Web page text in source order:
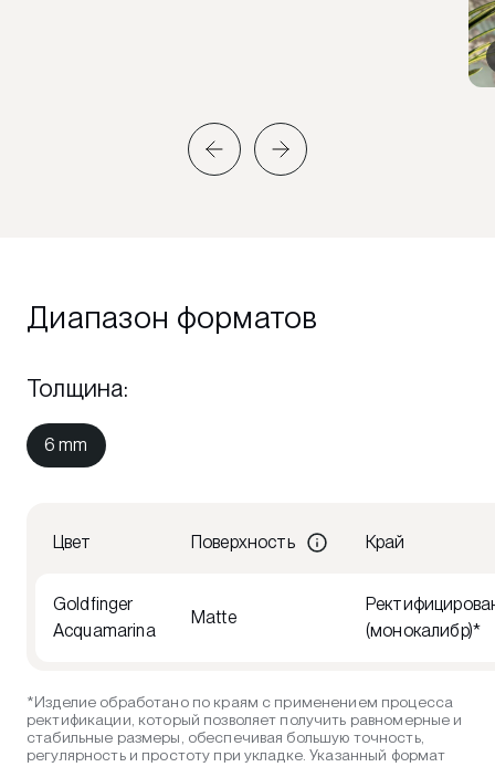
Диапазон форматов
Толщина:
6 mm
Цвет Поверхность Край
Goldfinger
Acquamarina
Matte
(монокалибр)*
*Изделие обработано по краям с применением процесса
ректификации, который позволяет получить равномерные и
стабильные размеры, обеспечивая большую точность,
регулярность и простоту при укладке. Указанный формат